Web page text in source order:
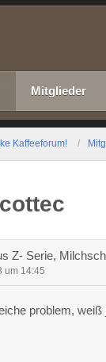
Mitglieder
Kaffeeforum!
Z- Serie,
um 14:45
problem,